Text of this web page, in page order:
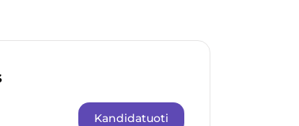
Kandidatuoti